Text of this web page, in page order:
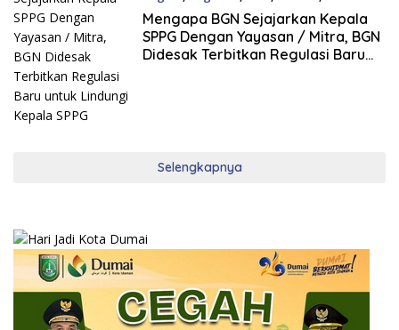
27 Juli, 2026
Mengapa BGN Sejajarkan Kepala
SPPG Dengan Yayasan / Mitra, BGN
Didesak Terbitkan Regulasi Baru
Selengkapnya